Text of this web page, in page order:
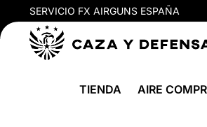
SERVICIO FX AIRGUNS ESPAÑA
TIENDA AIRE